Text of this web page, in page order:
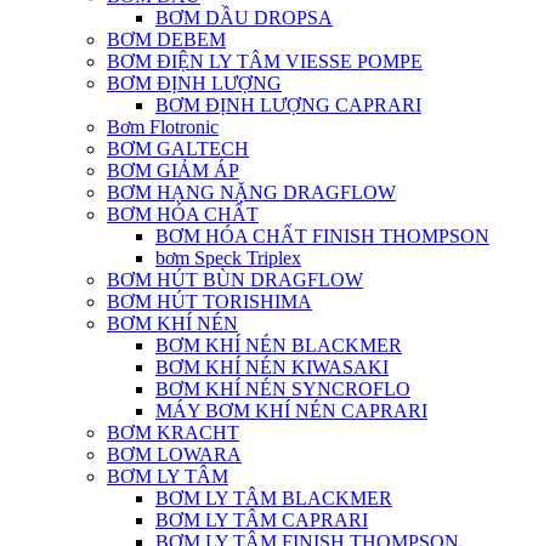
BƠM DẦU DROPSA
BƠM DEBEM
BƠM ĐIỆN LY TÂM VIESSE POMPE
BƠM ĐỊNH LƯỢNG
BƠM ĐỊNH LƯỢNG CAPRARI
Bơm Flotronic
BƠM GALTECH
BƠM GIẢM ÁP
BƠM HẠNG NẶNG DRAGFLOW
BƠM HÓA CHẤT
BƠM HÓA CHẤT FINISH THOMPSON
bơm Speck Triplex
BƠM HÚT BÙN DRAGFLOW
BƠM HÚT TORISHIMA
BƠM KHÍ NÉN
BƠM KHÍ NÉN BLACKMER
BƠM KHÍ NÉN KIWASAKI
BƠM KHÍ NÉN SYNCROFLO
MÁY BƠM KHÍ NÉN CAPRARI
BƠM KRACHT
BƠM LOWARA
BƠM LY TÂM
BƠM LY TÂM BLACKMER
BƠM LY TÂM CAPRARI
BƠM LY TÂM FINISH THOMPSON